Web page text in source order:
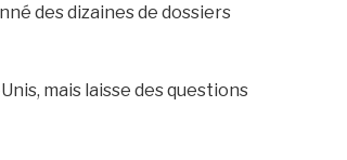
des dizaines de dossiers
mais laisse des questions